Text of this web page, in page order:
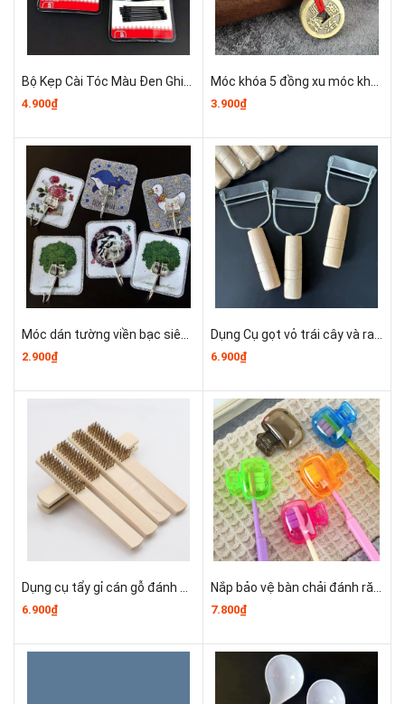
Bộ Kẹp Cài Tóc Màu Đen Ghim Bên Gọn Gàng, Kẹp Tóc Nữ Kẹp Mini Cố Định Tóc Không Trơn Trượt T1123
4.900₫
Móc khóa 5 đồng xu móc khóa Dây thừng thắt nút đỏ hình ngũ hoàng đế A1143
3.900₫
Móc dán tường viền bạc siêu dính bằng thép không gỉ cho nhà bếp và phòng tắm cao cấp A1513
2.900₫
Dụng Cụ gọt vỏ trái cây và rau củ, dao bào cán gỗ, dụng cụ bào kéo, gọt vỏ thép không gỉ T1051
6.900₫
Dụng cụ tẩy gỉ cán gỗ đánh bóng làm sạch, bàn chải dây thép mạ đồng, bộ dụng cụ kim loại A2112
6.900₫
Nắp bảo vệ bàn chải đánh răng, hộp đựng bàn chải đánh răng bằng nhựa di động A2551
7.800₫